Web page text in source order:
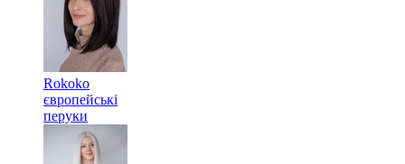
Rokoko
європейські
перуки